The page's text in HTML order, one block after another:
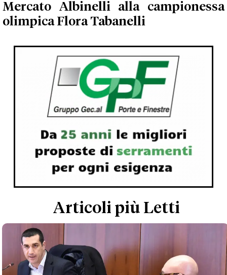
Mercato Albinelli alla campionessa
olimpica Flora Tabanelli
Articoli più Letti